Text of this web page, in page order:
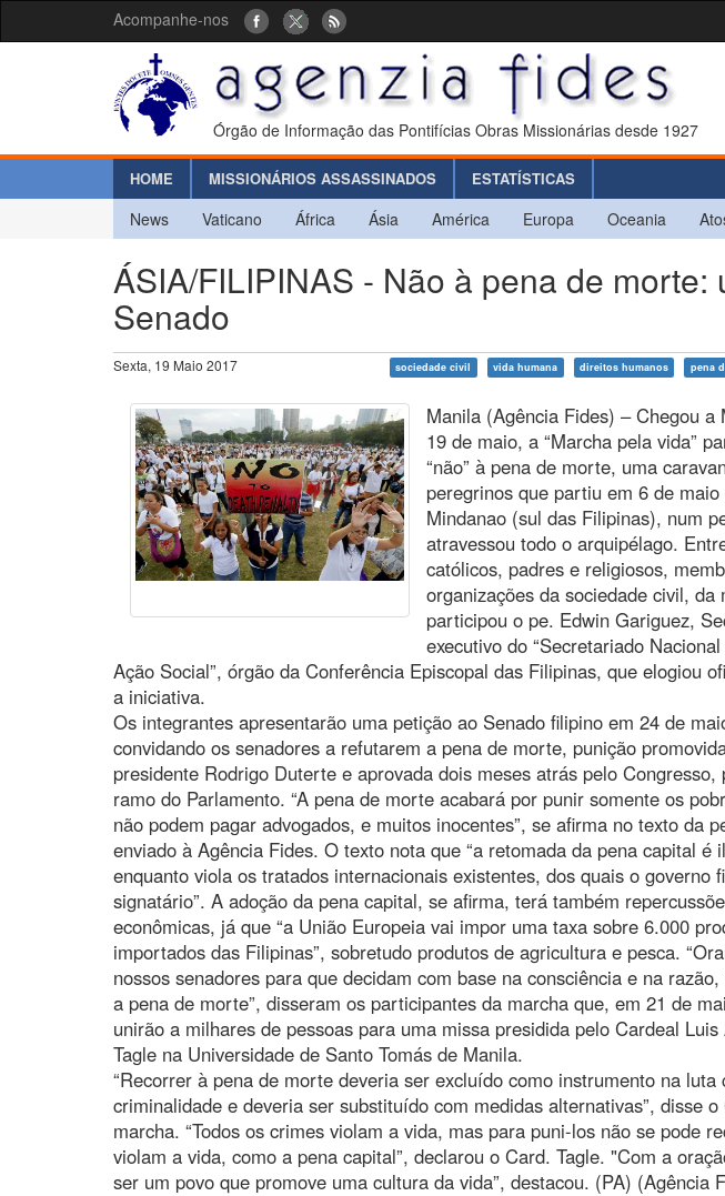
Acompanhe-nos
Órgão de Informação das Pontifícias Obras Missionárias desde 1927
HOME MISSIONÁRIOS ASSASSINADOS ESTATÍSTICAS
News Vaticano África Ásia América Europa Oceania
ÁSIA/FILIPINAS - Não à pena de morte:
Senado
Sexta, 19 Maio 2017 sociedade civil vida humana direitos humanos pena
Manila (Agência Fides) – Chegou a
19 de maio, a “Marcha pela vida”
“não” à pena de morte, uma
peregrinos que partiu em 6 de maio
Mindanao (sul das Filipinas), num
atravessou todo o arquipélago.
católicos, padres e religiosos,
organizações da sociedade civil, da
participou o pe. Edwin Gariguez,
executivo do “Secretariado
Ação Social”, órgão da Conferência Episcopal das Filipinas, que elogiou
a iniciativa.
Os integrantes apresentarão uma petição ao Senado filipino em 24 de
convidando os senadores a refutarem a pena de morte, punição
presidente Rodrigo Duterte e aprovada dois meses atrás pelo Congresso,
ramo do Parlamento. “A pena de morte acabará por punir somente os
não podem pagar advogados, e muitos inocentes”, se afirma no texto da
enviado à Agência Fides. O texto nota que “a retomada da pena capital é
enquanto viola os tratados internacionais existentes, dos quais o governo
signatário”. A adoção da pena capital, se afirma, terá também
econômicas, já que “a União Europeia vai impor uma taxa sobre 6.000
importados das Filipinas”, sobretudo produtos de agricultura e pesca.
nossos senadores para que decidam com base na consciência e na
a pena de morte”, disseram os participantes da marcha que, em 21 de
unirão a milhares de pessoas para uma missa presidida pelo Cardeal Luis
Tagle na Universidade de Santo Tomás de Manila.
“Recorrer à pena de morte deveria ser excluído como instrumento na luta
criminalidade e deveria ser substituído com medidas alternativas”, disse
marcha. “Todos os crimes violam a vida, mas para puni-los não se pode
violam a vida, como a pena capital”, declarou o Card. Tagle. "Com a
ser um povo que promove uma cultura da vida”, destacou. (PA) (Agência